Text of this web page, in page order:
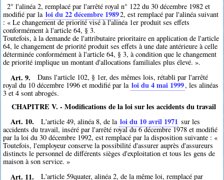
2° l'alinéa 2, remplacé par l'arrêté royal n° 122 du 30 décembre 1982 et
modifié par la loi du 22 décembre 19892, est remplacé par l'alinéa suivant
: « Le changement de priorité visé à l'alinéa 1er produit ses effets
conformément à l'article 64, § 3.
Toutefois, à la demande de l'attributaire prioritaire en application de l'article
64, le changement de priorité produit ses effets à une date antérieure à celle
déterminée conformément à l'article 64, § 3, à condition que le changement
de priorité implique un montant d'allocations familiales plus élevé. ».
Art. 9.
Dans l'article 102, § 1er, des mêmes lois, rétabli par l'arrêté
royal du 10 décembre 1996 et modifié par la loi du 4 mai 1999, les alinéas
3 et 4 sont abrogés.
CHAPITRE V. - Modifications de la loi sur les accidents du travail
Art. 10.
L'article 49, alinéa 8, de la loi du 10 avril 1971 sur les
accidents du travail, inséré par l'arrêté royal du 6 décembre 1978 et modifié
par la loi du 30 décembre 1992, est remplacé par la disposition suivante : «
Toutefois, l'employeur conserve la possibilité d'assurer auprès d'assureurs
distincts le personnel de différents sièges d'exploitation et tous les gens de
maison à son service. »
Art. 11.
L'article 59quater, alinéa 2, de la même loi, remplacé par